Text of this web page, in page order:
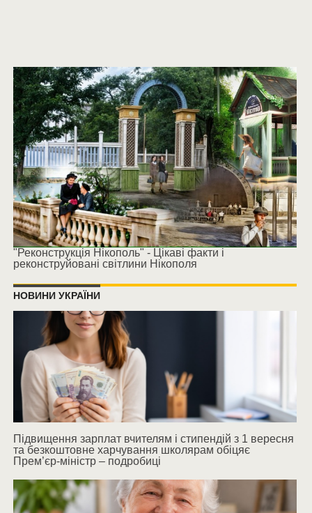
"Реконструкція Нікополь" - Цікаві факти і
реконструйовані світлини Нікополя
НОВИНИ УКРАЇНИ
Підвищення зарплат вчителям і стипендій з 1 вересня
та безкоштовне харчування школярам обіцяє
Прем’єр-міністр – подробиці